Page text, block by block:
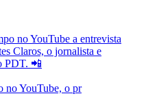
no YouTube, o pr